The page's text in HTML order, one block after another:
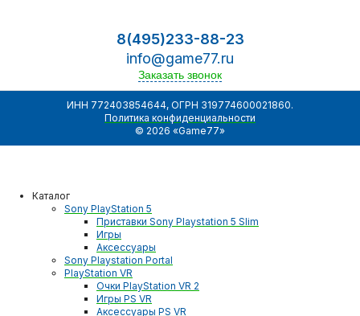
8(495)233-88-23
info@game77.ru
Заказать звонок
ИНН 772403854644, ОГРН 319774600021860.
Политика конфиденциальности
© 2026 «Game77»
Каталог
Sony PlayStation 5
Приставки Sony Playstation 5 Slim
Игры
Аксессуары
Sony Playstation Portal
PlayStation VR
Очки PlayStation VR 2
Игры PS VR
Аксессуары PS VR